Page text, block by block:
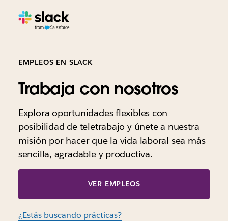
EMPLEOS EN SLACK
Trabaja con nosotros
Explora oportunidades flexibles con
posibilidad de teletrabajo y únete a nuestra
misión por hacer que la vida laboral sea más
sencilla, agradable y productiva.
VER EMPLEOS
¿Estás buscando prácticas?